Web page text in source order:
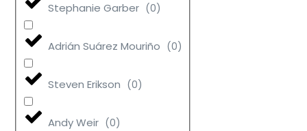
Stephanie Garber (0)
Adrián Suárez Mouriño (0)
Steven Erikson (0)
Andy Weir (0)